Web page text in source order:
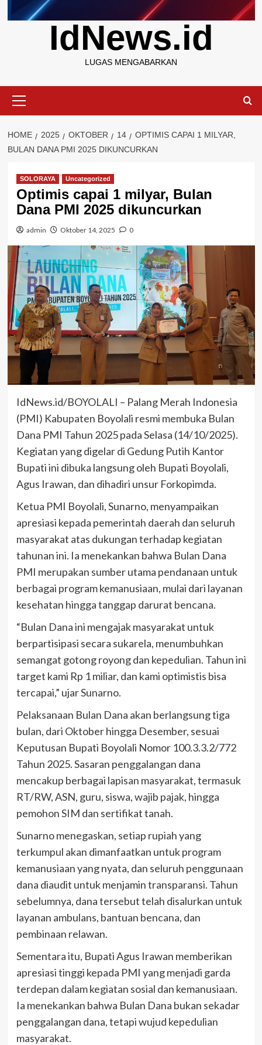
IdNews.id
LUGAS MENGABARKAN
Menu
HOME 2025 OKTOBER 14
OPTIMIS CAPAI 1 MILYAR,
BULAN DANA PMI 2025 DIKUNCURKAN
SOLORAYA Uncategorized
Optimis capai 1 milyar, Bulan
Dana PMI 2025 dikuncurkan
admin Oktober 14, 2025 0
IdNews.id/BOYOLALI – Palang Merah Indonesia
(PMI) Kabupaten Boyolali resmi membuka Bulan
Dana PMI Tahun 2025 pada Selasa (14/10/2025).
Kegiatan yang digelar di Gedung Putih Kantor
Bupati ini dibuka langsung oleh Bupati Boyolali,
Agus Irawan, dan dihadiri unsur Forkopimda.
Ketua PMI Boyolali, Sunarno, menyampaikan
apresiasi kepada pemerintah daerah dan seluruh
masyarakat atas dukungan terhadap kegiatan
tahunan ini. Ia menekankan bahwa Bulan Dana
PMI merupakan sumber utama pendanaan untuk
berbagai program kemanusiaan, mulai dari layanan
kesehatan hingga tanggap darurat bencana.
“Bulan Dana ini mengajak masyarakat untuk
berpartisipasi secara sukarela, menumbuhkan
semangat gotong royong dan kepedulian. Tahun ini
target kami Rp 1 miliar, dan kami optimistis bisa
tercapai,” ujar Sunarno.
Pelaksanaan Bulan Dana akan berlangsung tiga
bulan, dari Oktober hingga Desember, sesuai
Keputusan Bupati Boyolali Nomor 100.3.3.2/772
Tahun 2025. Sasaran penggalangan dana
mencakup berbagai lapisan masyarakat, termasuk
RT/RW, ASN, guru, siswa, wajib pajak, hingga
pemohon SIM dan sertifikat tanah.
Sunarno menegaskan, setiap rupiah yang
terkumpul akan dimanfaatkan untuk program
kemanusiaan yang nyata, dan seluruh penggunaan
dana diaudit untuk menjamin transparansi. Tahun
sebelumnya, dana tersebut telah disalurkan untuk
layanan ambulans, bantuan bencana, dan
pembinaan relawan.
Sementara itu, Bupati Agus Irawan memberikan
apresiasi tinggi kepada PMI yang menjadi garda
terdepan dalam kegiatan sosial dan kemanusiaan.
Ia menekankan bahwa Bulan Dana bukan sekadar
penggalangan dana, tetapi wujud kepedulian
masyarakat.